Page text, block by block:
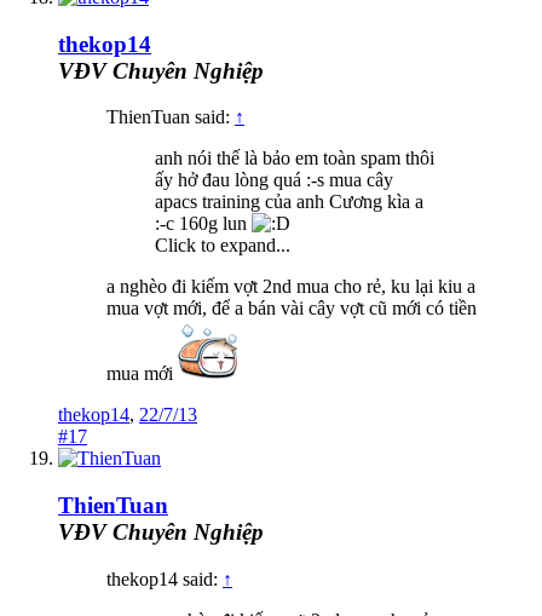
thekop14
VĐV Chuyên Nghiệp
ThienTuan said: ↑
anh nói thế là bảo em toàn spam thôi
ấy hở đau lòng quá :-s mua cây
apacs training của anh Cương kìa a
:-c 160g lun
Click to expand...
a nghèo đi kiếm vợt 2nd mua cho rẻ, ku lại kiu a
mua vợt mới, để a bán vài cây vợt cũ mới có tiền
mua mới
thekop14, 22/7/13
#17
ThienTuan
VĐV Chuyên Nghiệp
thekop14 said: ↑